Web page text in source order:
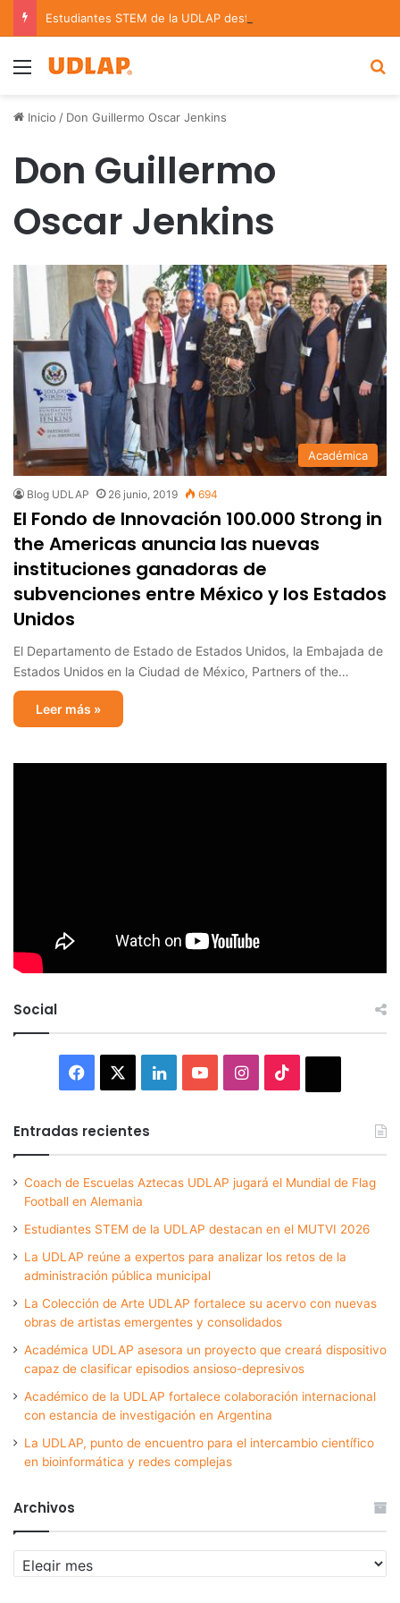
Menu
Inicio / Don Guillermo Oscar Jenkins
Don Guillermo
Oscar Jenkins
Académica
Blog UDLAP 26 junio, 2019 694
El Fondo de Innovación 100.000 Strong in
the Americas anuncia las nuevas
instituciones ganadoras de
subvenciones entre México y los Estados
Unidos
El Departamento de Estado de Estados Unidos, la Embajada de
Estados Unidos en la Ciudad de México, Partners of the…
Leer más »
Social
Facebook LinkedInYouTubeInstagram
Entradas recientes
Coach de Escuelas Aztecas UDLAP jugará el Mundial de Flag
Football en Alemania
Estudiantes STEM de la UDLAP destacan en el MUTVI 2026
La UDLAP reúne a expertos para analizar los retos de la
administración pública municipal
La Colección de Arte UDLAP fortalece su acervo con nuevas
obras de artistas emergentes y consolidados
Académica UDLAP asesora un proyecto que creará dispositivo
capaz de clasificar episodios ansioso-depresivos
Académico de la UDLAP fortalece colaboración internacional
con estancia de investigación en Argentina
La UDLAP, punto de encuentro para el intercambio científico
en bioinformática y redes complejas
Archivos
Archivos